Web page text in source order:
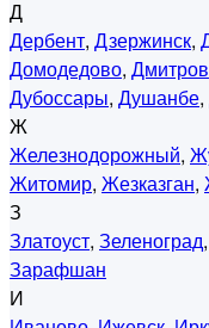
Д
Дербент, Дзержинск,
Домодедово, Дмитров
Дубоссары, Душанбе,
Ж
Железнодорожный,
Житомир, Жезказган,
З
Златоуст, Зеленоград,
Зарафшан
И